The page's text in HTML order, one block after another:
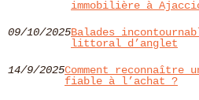
immobilière à
09/10/2025Balades
littoral d’anglet
14/9/2025Comment reconnaître
fiable à l’achat ?